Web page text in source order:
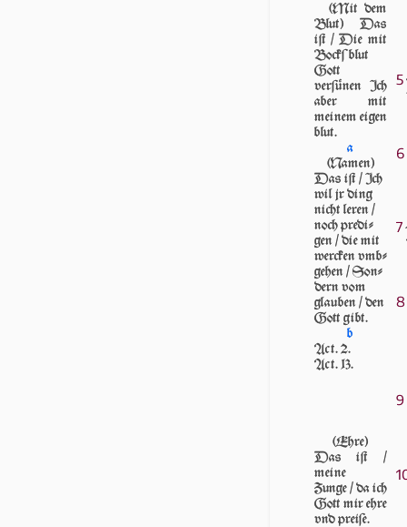
(Mit dem
Blut) Das
iſt / Die mit
Bockſblut
Gott
verſünen Ich
aber mit
meinem eigen
blut.
a
(Namen)
Das iſt / Ich
wil jr ding
nicht le­ren /
noch pre­di­
gen / die mit
werck­en vmb­
ge­hen / Son­
dern vom
glau­ben / den
Gott gibt.
b
Act. 2.
Act. 13.
(Ehre)
Das iſt /
mei­ne
Zunge / da ich
Gott mir ehre
vnd preiſe.
5
6
7
8
9